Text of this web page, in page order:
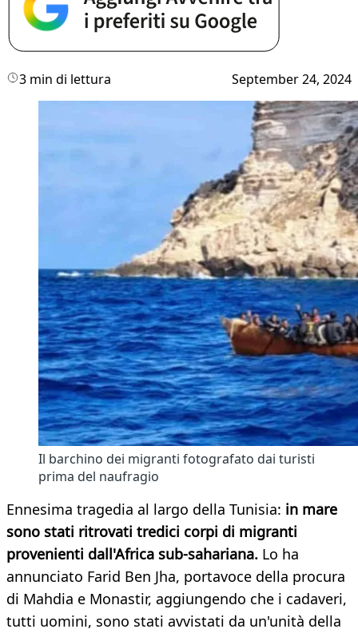
3 min di lettura September 24, 2024
Il barchino dei migranti fotografato dai turisti
prima del naufragio
Ennesima tragedia al largo della Tunisia: in mare
sono stati ritrovati tredici corpi di migranti
provenienti dall'Africa sub-sahariana. Lo ha
annunciato Farid Ben Jha, portavoce della procura
di Mahdia e Monastir, aggiungendo che i cadaveri,
tutti uomini, sono stati avvistati da un'unità della